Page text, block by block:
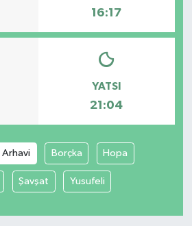
16:17
YATSI
21:04
Arhavi Borçka Hopa
Şavşat Yusufeli